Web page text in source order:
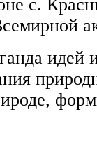
с.
идей